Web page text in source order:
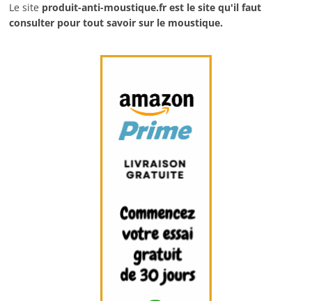
Le site produit-anti-moustique.fr est le site qu'il faut
consulter pour tout savoir sur le moustique.